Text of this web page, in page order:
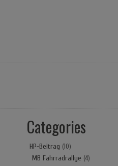
Categories
HP-Beitrag (10)
MB Fahrradrallye (4)